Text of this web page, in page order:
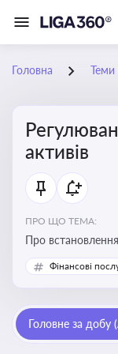
Головна Теми
активів
ПРО ЩО ТЕМА:
Про
контролю за
оподаткуванням
Фінансові
Головне за добу